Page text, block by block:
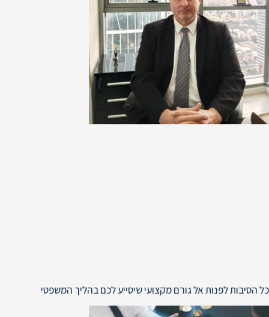
כל הסיבות לפנות אל גורם מקצועי שיסייע לכם בהליך המשפטי